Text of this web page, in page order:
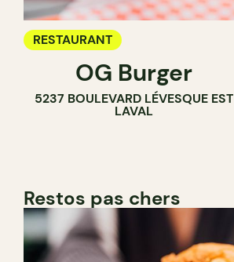
RESTAURANT
OG Burger
5237 BOULEVARD LÉVESQUE EST
LAVAL
Restos pas chers